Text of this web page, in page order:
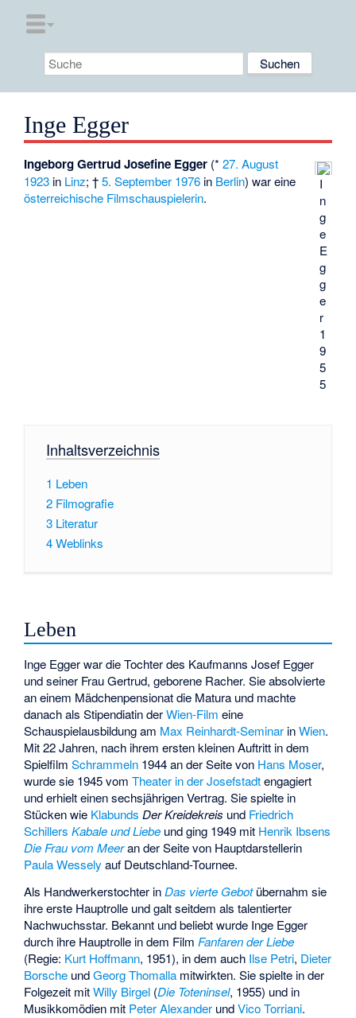
Inge Egger
I
n
g
e
E
g
g
e
r
1
9
5
5
Ingeborg Gertrud Josefine Egger (*27. August
1923 in Linz; †5. September 1976 in Berlin) war eine
österreichische Filmschauspielerin.
Inhaltsverzeichnis
1 Leben
2 Filmografie
3 Literatur
4Weblinks
Leben
Inge Egger war die Tochter des Kaufmanns Josef Egger
und seiner Frau Gertrud, geborene Racher. Sie absolvierte
an einem Mädchenpensionat die Matura und machte
danach als Stipendiatin derWien-Film eine
Schauspielausbildung am Max Reinhardt-Seminar inWien.
Mit 22 Jahren, nach ihrem ersten kleinen Auftritt in dem
SpielfilmSchrammeln 1944 an der Seite von Hans Moser,
wurde sie 1945 vomTheater in der Josefstadtengagiert
und erhielt einen sechsjährigen Vertrag. Sie spielte in
Stücken wie Klabunds Der Kreidekreis und Friedrich
Schillers Kabale und Liebe und ging 1949 mit Henrik Ibsens
Die Frau vom Meeran der Seite von Hauptdarstellerin
Paula Wessely auf Deutschland-Tournee.
Als Handwerkerstochter inDas vierte Gebotübernahm sie
ihre erste Hauptrolle und galt seitdem als talentierter
Nachwuchsstar. Bekannt und beliebt wurde Inge Egger
durch ihre Hauptrolle in dem FilmFanfaren der Liebe
(Regie: Kurt Hoffmann, 1951), in dem auch Ilse Petri, Dieter
Borsche undGeorg Thomalla mitwirkten. Sie spielte in der
Folgezeit mitWilly Birgel (Die Toteninsel, 1955) und in
Musikkomödien mit Peter Alexander undVico Torriani.